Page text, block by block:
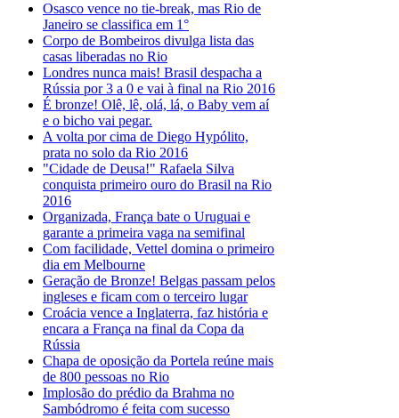
Osasco vence no tie-break, mas Rio de
Janeiro se classifica em 1°
Corpo de Bombeiros divulga lista das
casas liberadas no Rio
Londres nunca mais! Brasil despacha a
Rússia por 3 a 0 e vai à final na Rio 2016
É bronze! Olê, lê, olá, lá, o Baby vem aí
e o bicho vai pegar.
A volta por cima de Diego Hypólito,
prata no solo da Rio 2016
"Cidade de Deusa!" Rafaela Silva
conquista primeiro ouro do Brasil na Rio
2016
Organizada, França bate o Uruguai e
garante a primeira vaga na semifinal
Com facilidade, Vettel domina o primeiro
dia em Melbourne
Geração de Bronze! Belgas passam pelos
ingleses e ficam com o terceiro lugar
Croácia vence a Inglaterra, faz história e
encara a França na final da Copa da
Rússia
Chapa de oposição da Portela reúne mais
de 800 pessoas no Rio
Implosão do prédio da Brahma no
Sambódromo é feita com sucesso